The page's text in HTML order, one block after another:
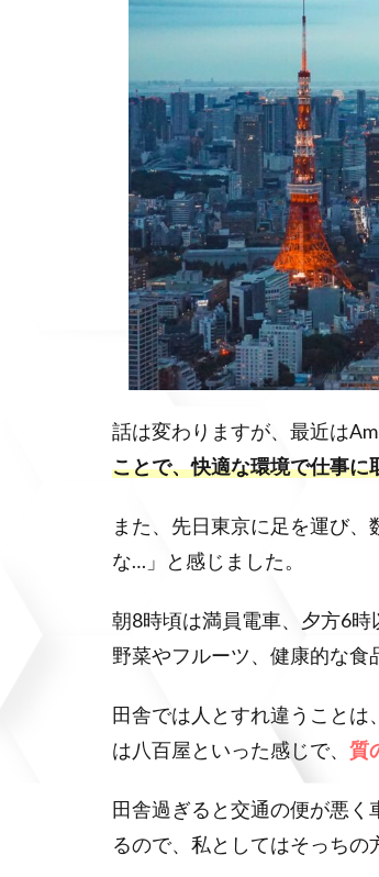
話は変わりますが、最近は
ことで、快適な環境で仕事に
また、先日東京に足を運び
な…」と感じました。
朝8時頃は満員電車、夕方6
野菜やフルーツ、健康的な食
田舎では人とすれ違うこと
は八百屋といった感じで、 質
田舎過ぎると交通の便が悪
るので、私としてはそっちの